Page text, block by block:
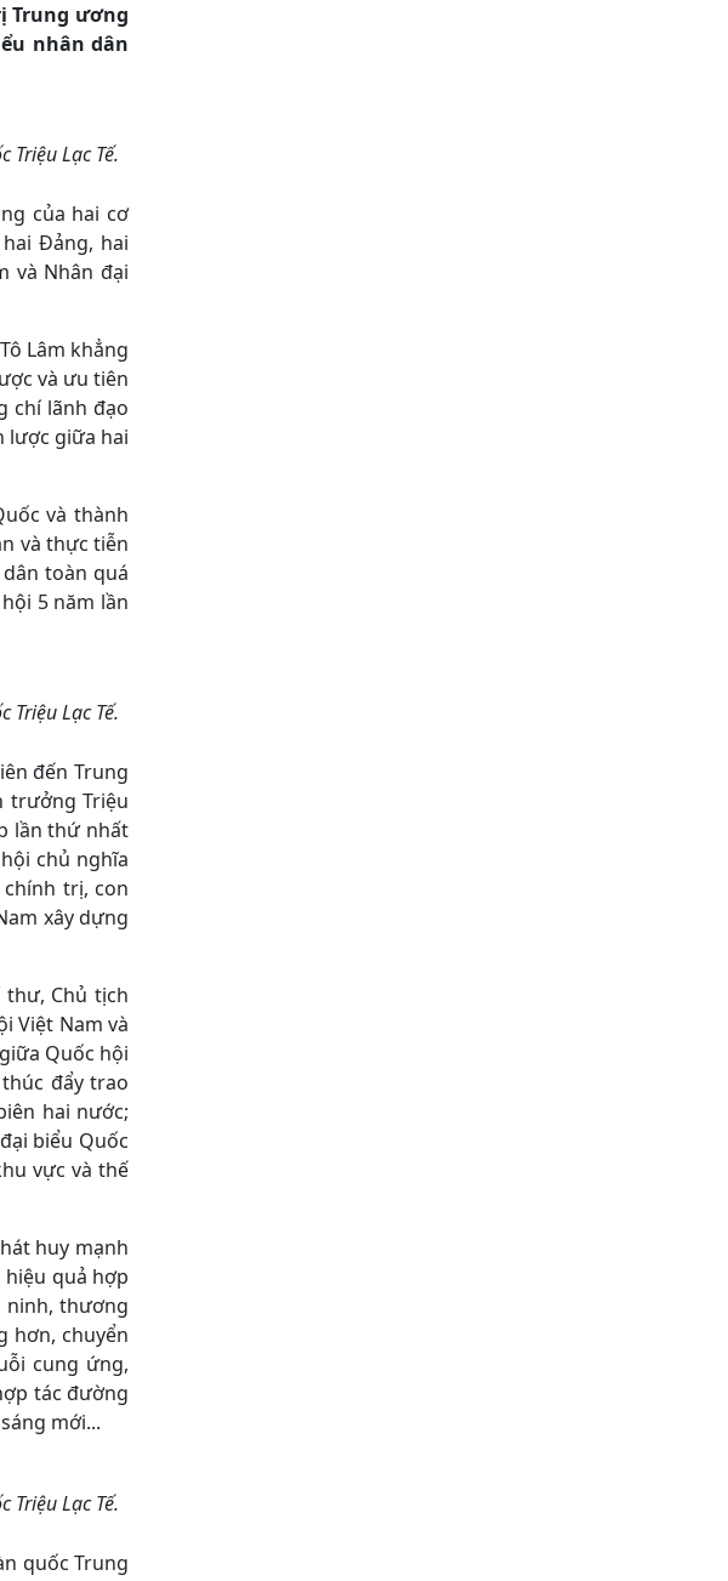
Trung ương
nhân dân
Triệu Lạc Tế.
của hai cơ
Đảng, hai
và Nhân đại
Lâm khẳng
và ưu tiên
chí lãnh đạo
lược giữa hai
và thành
và thực tiễn
toàn quá
5 năm lần
Triệu Lạc Tế.
đến Trung
trưởng Triệu
lần thứ nhất
chủ nghĩa
trị, con
xây dựng
Chủ tịch
Việt Nam và
Quốc hội
đẩy trao
hai nước;
biểu Quốc
vực và thế
huy mạnh
quả hợp
ninh, thương
hơn, chuyển
cung ứng,
tác đường
mới...
Triệu Lạc Tế.
quốc Trung